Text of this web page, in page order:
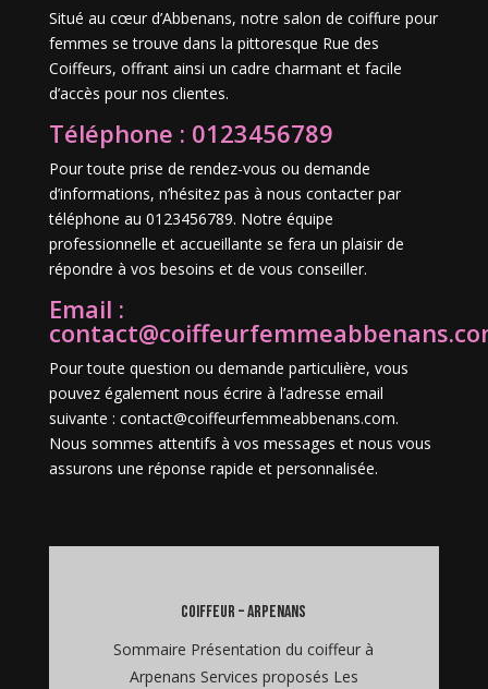
Situé au cœur d’Abbenans, notre salon de coiffure pour
femmes se trouve dans la pittoresque Rue des
Coiffeurs, offrant ainsi un cadre charmant et facile
d’accès pour nos clientes.
Téléphone : 0123456789
Pour toute prise de rendez-vous ou demande
d’informations, n’hésitez pas à nous contacter par
téléphone au 0123456789. Notre équipe
professionnelle et accueillante se fera un plaisir de
répondre à vos besoins et de vous conseiller.
Email :
Pour toute question ou demande particulière, vous
pouvez également nous écrire à l’adresse email
suivante : contact@coiffeurfemmeabbenans.com.
Nous sommes attentifs à vos messages et nous vous
assurons une réponse rapide et personnalisée.
coiffeur – Arpenans
Sommaire Présentation du coiffeur à
Arpenans Services proposés Les